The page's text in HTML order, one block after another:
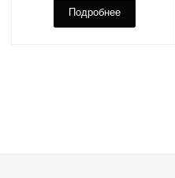
Подробнее